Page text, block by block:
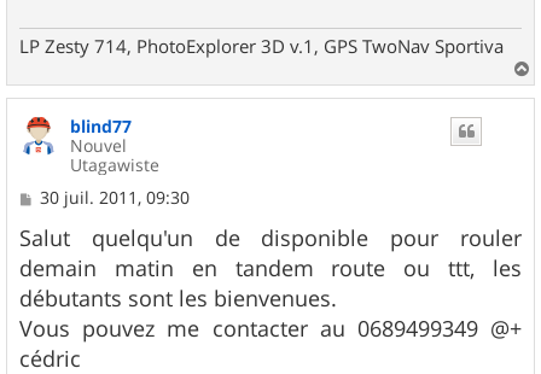
LP Zesty 714, PhotoExplorer 3D v.1, GPS TwoNav Sportiva
a
u
blind77
Nouvel
Utagawiste
M
s
s
a
g
e
30 juil. 2011, 09:30
Salut quelqu'un de disponible pour rouler
demain matin en tandem route ou ttt, les
débutants sont les bienvenues.
Vous pouvez me contacter au 0689499349 @+
cédric